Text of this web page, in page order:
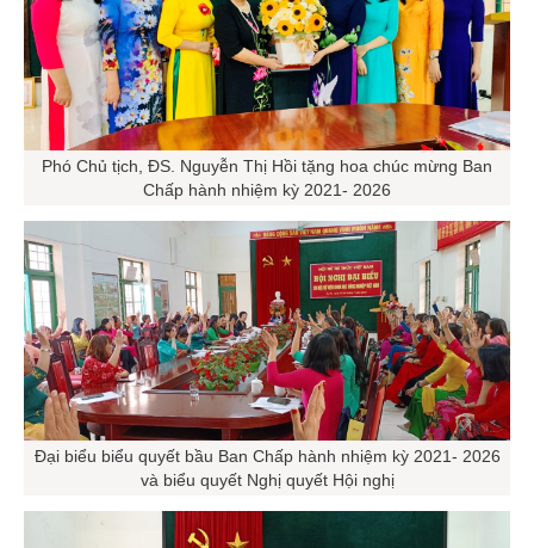
Phó Chủ tịch, ĐS. Nguyễn Thị Hồi tặng hoa chúc mừng Ban
Chấp hành nhiệm kỳ 2021- 2026
Đại biểu biểu quyết bầu Ban Chấp hành nhiệm kỳ 2021- 2026
và biểu quyết Nghị quyết Hội nghị